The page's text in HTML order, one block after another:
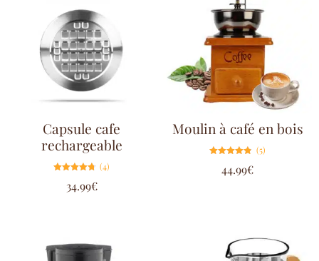
Capsule cafe
rechargeable
4.75
sur 5
(4)
34.99€
Moulin à café en bois
4.80
sur 5
(5)
44.99€